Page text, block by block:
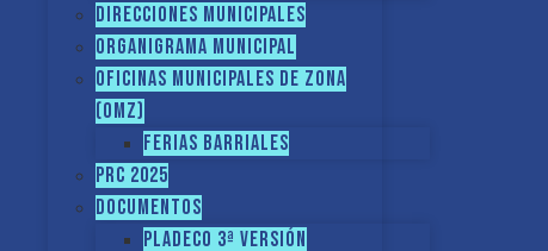
Direcciones municipales
Organigrama Municipal
Oficinas Municipales de Zona
(OMZ)
Ferias Barriales
PRC 2025
Documentos
PLADECO 3ª VERSIÓN